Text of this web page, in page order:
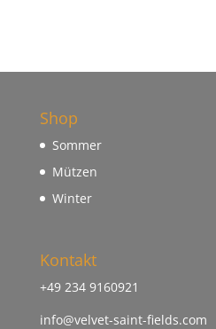
Shop
Sommer
Mützen
Winter
Kontakt
+49 234 9160921
info@velvet-saint-fields.com